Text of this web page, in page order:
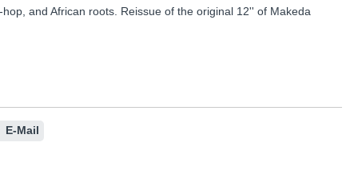
and African roots. Reissue of the original 12'' of Makeda
E-Mail